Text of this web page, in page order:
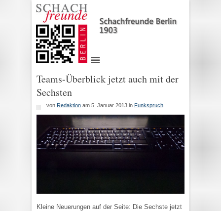
Teams-Überblick jetzt auch mit der
Sechsten
von Redaktion am 5. Januar 2013 in Funkspruch
Kleine Neuerungen auf der Seite: Die Sechste jetzt